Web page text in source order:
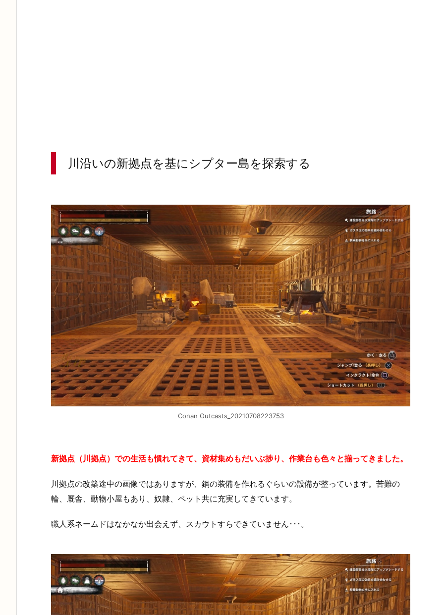
川沿いの新拠点を基にシプター島を探索する
Conan Outcasts_20210708223753
新拠点（川拠点）での生活も慣れてきて、資材集めもだいぶ捗り、作業台も色々と揃ってきました。
川拠点の改築途中の画像ではありますが、鋼の装備を作れるぐらいの設備が整っています。苦難の
輪、厩舎、動物小屋もあり、奴隷、ペット共に充実してきています。
職人系ネームドはなかなか出会えず、スカウトすらできていません･･･。